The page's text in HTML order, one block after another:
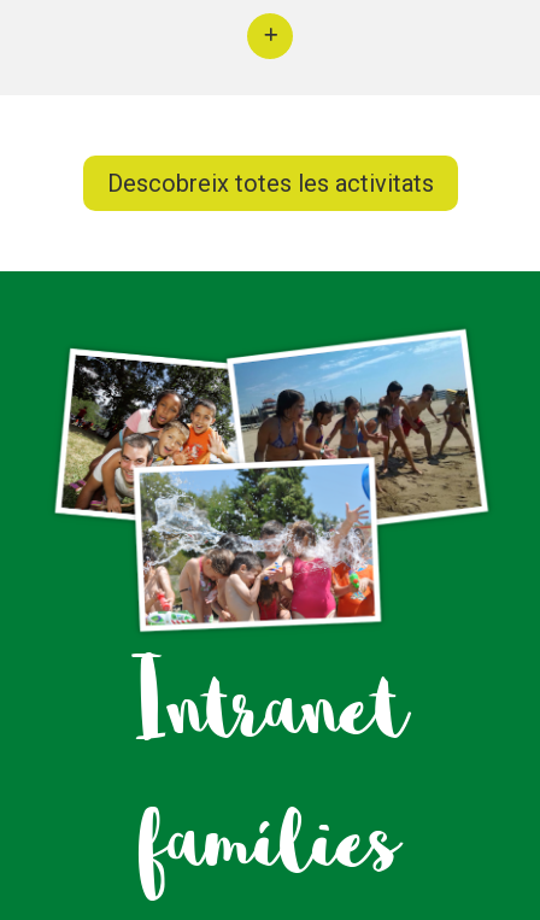
Descobreix totes les activitats
Intranet
famílies